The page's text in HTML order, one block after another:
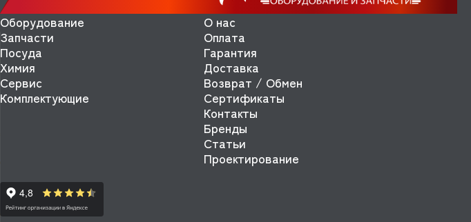
Оборудование
Запчасти
Посуда
Химия
Сервис
Комплектующие
О нас
Оплата
Гарантия
Доставка
Возврат / Обмен
Сертификаты
Контакты
Бренды
Статьи
Проектирование